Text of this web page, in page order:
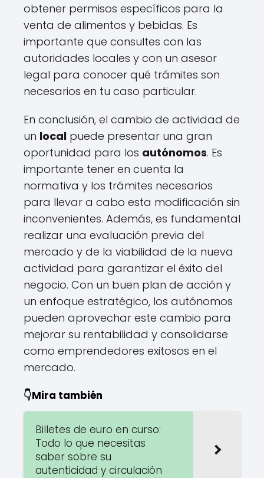
obtener permisos específicos para la
venta de alimentos y bebidas. Es
importante que consultes con las
autoridades locales y con un asesor
legal para conocer qué trámites son
necesarios en tu caso particular.
En conclusión, el cambio de actividad de
un local puede presentar una gran
oportunidad para los autónomos. Es
importante tener en cuenta la
normativa y los trámites necesarios
para llevar a cabo esta modificación sin
inconvenientes. Además, es fundamental
realizar una evaluación previa del
mercado y de la viabilidad de la nueva
actividad para garantizar el éxito del
negocio. Con un buen plan de acción y
un enfoque estratégico, los autónomos
pueden aprovechar este cambio para
mejorar su rentabilidad y consolidarse
como emprendedores exitosos en el
mercado.
👇Mira también
Billetes de euro en curso:
Todo lo que necesitas
saber sobre su
autenticidad y circulación